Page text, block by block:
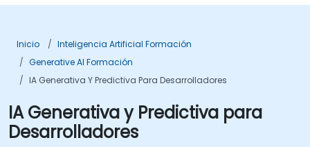
Inicio
Inteligencia Artificial Formación
Generative AI Formación
IA Generativa Y Predictiva Para Desarrolladores
IA Generativa y Predictiva para
Desarrolladores